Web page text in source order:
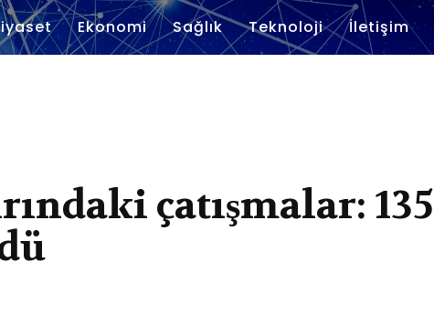
Ekonomi Sağlık Teknoloji İletişim
çatışmalar: 135